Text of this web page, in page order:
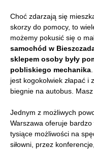
Choć zdarzają się
skorzy do pomocy, to
możemy pokusić się o
samochód w
sklepem osoby były
pobliskiego mechanika
jest kogokolwiek złapać
biegnie na autobus.
Jednym z możliwych
Warszawa oferuje
tysiące możliwości na
siłowni, przez